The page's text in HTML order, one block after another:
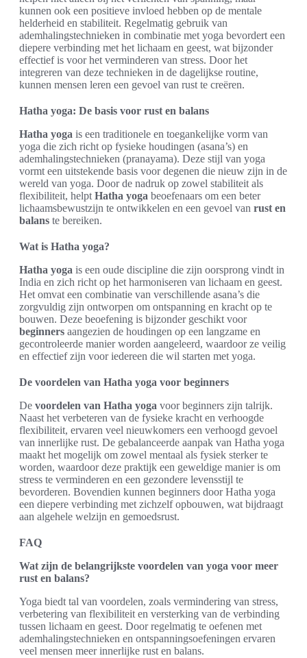
kunnen ook een positieve invloed hebben op de mentale
helderheid en stabiliteit. Regelmatig gebruik van
ademhalingstechnieken in combinatie met yoga bevordert een
diepere verbinding met het lichaam en geest, wat bijzonder
effectief is voor het verminderen van stress. Door het
integreren van deze technieken in de dagelijkse routine,
kunnen mensen leren een gevoel van rust te creëren.
Hatha yoga: De basis voor rust en balans
Hatha yoga is een traditionele en toegankelijke vorm van
yoga die zich richt op fysieke houdingen (asana’s) en
ademhalingstechnieken (pranayama). Deze stijl van yoga
vormt een uitstekende basis voor degenen die nieuw zijn in de
wereld van yoga. Door de nadruk op zowel stabiliteit als
flexibiliteit, helpt Hatha yoga beoefenaars om een beter
lichaamsbewustzijn te ontwikkelen en een gevoel van rust en
balans te bereiken.
Wat is Hatha yoga?
Hatha yoga is een oude discipline die zijn oorsprong vindt in
India en zich richt op het harmoniseren van lichaam en geest.
Het omvat een combinatie van verschillende asana’s die
zorgvuldig zijn ontworpen om ontspanning en kracht op te
bouwen. Deze beoefening is bijzonder geschikt voor
beginners aangezien de houdingen op een langzame en
gecontroleerde manier worden aangeleerd, waardoor ze veilig
en effectief zijn voor iedereen die wil starten met yoga.
De voordelen van Hatha yoga voor beginners
De voordelen van Hatha yoga voor beginners zijn talrijk.
Naast het verbeteren van de fysieke kracht en verhoogde
flexibiliteit, ervaren veel nieuwkomers een verhoogd gevoel
van innerlijke rust. De gebalanceerde aanpak van Hatha yoga
maakt het mogelijk om zowel mentaal als fysiek sterker te
worden, waardoor deze praktijk een geweldige manier is om
stress te verminderen en een gezondere levensstijl te
bevorderen. Bovendien kunnen beginners door Hatha yoga
een diepere verbinding met zichzelf opbouwen, wat bijdraagt
aan algehele welzijn en gemoedsrust.
FAQ
Wat zijn de belangrijkste voordelen van yoga voor meer
rust en balans?
Yoga biedt tal van voordelen, zoals vermindering van stress,
verbetering van flexibiliteit en versterking van de verbinding
tussen lichaam en geest. Door regelmatig te oefenen met
ademhalingstechnieken en ontspanningsoefeningen ervaren
veel mensen meer innerlijke rust en balans.